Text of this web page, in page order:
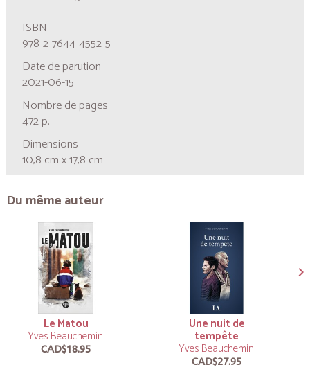
ISBN
978-2-7644-4552-5
Date de parution
2021-06-15
Nombre de pages
472 p.
Dimensions
10,8 cm x 17,8 cm
Du même auteur
Le Matou
Yves Beauchemin
CAD$18.95
Une nuit de
tempête
Yves Beauchemin
CAD$27.95